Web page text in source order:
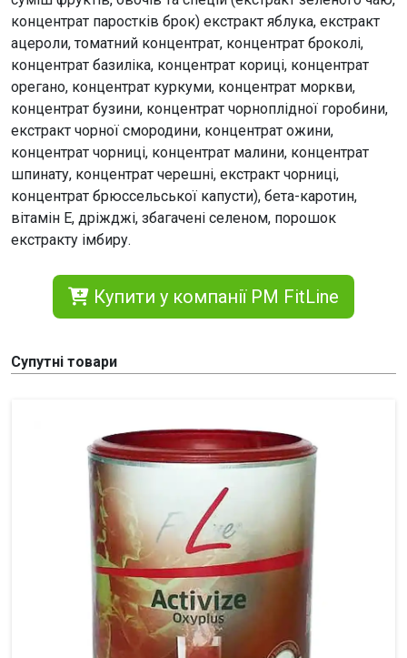
концентрат паростків брок) екстракт яблука, екстракт
ацероли, томатний концентрат, концентрат броколі,
концентрат базиліка, концентрат кориці, концентрат
орегано, концентрат куркуми, концентрат моркви,
концентрат бузини, концентрат чорноплідної горобини,
екстракт чорної смородини, концентрат ожини,
концентрат чорниці, концентрат малини, концентрат
шпинату, концентрат черешні, екстракт чорниці,
концентрат брюссельської капусти), бета-каротин,
вітамін Е, дріжджі, збагачені селеном, порошок
екстракту імбиру.
Купити у компанії PM FitLine
Супутні товари